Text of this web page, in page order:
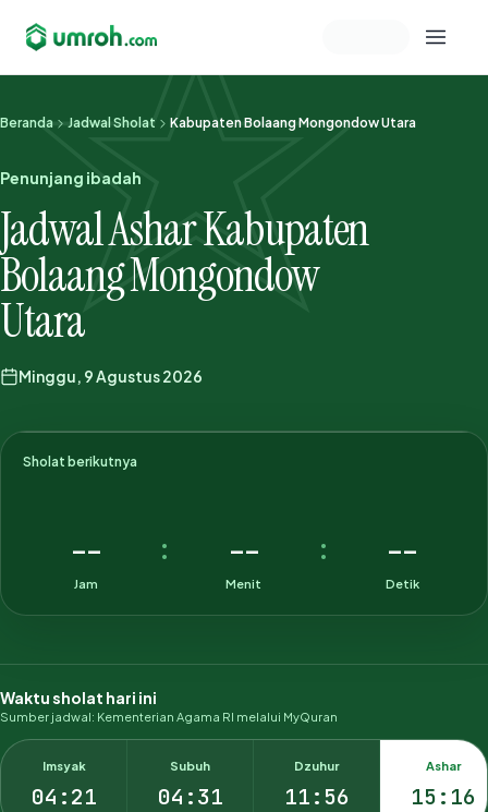
Memeriksa sesi akun
Beranda Jadwal Sholat Kabupaten Bolaang Mongondow Utara
Penunjang ibadah
Jadwal Ashar Kabupaten
Bolaang Mongondow
Utara
Minggu, 9 Agustus 2026
Sholat berikutnya
--
Jam
: --
Menit
: --
Detik
Waktu sholat hari ini
Sumber jadwal: Kementerian Agama RI melalui MyQuran
Imsyak
04:21
Subuh
04:31
Dzuhur
11:56
Ashar
15:16